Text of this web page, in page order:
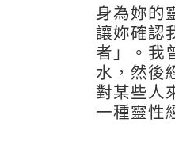
身為妳的
讓妳確認
者」。我
水，然後
對某些人
一種靈性